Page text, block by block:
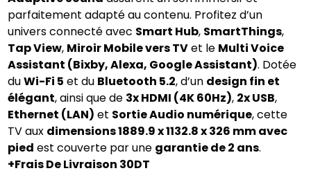
parfaitement adapté au contenu. Profitez d’un
univers connecté avec Smart Hub, SmartThings,
Tap View, Miroir Mobile vers TVet le Multi Voice
Assistant (Bixby, Alexa, Google Assistant). Dotée
duWi-Fi 5 et du Bluetooth 5.2, d’un design fin et
élégant, ainsi que de 3x HDMI (4K 60Hz), 2x USB,
Ethernet (LAN) et Sortie Audio numérique, cette
TV aux dimensions 1889.9 x 1132.8 x 326 mm avec
pied est couverte par une garantie de 2 ans.
+Frais De Livraison 30DT